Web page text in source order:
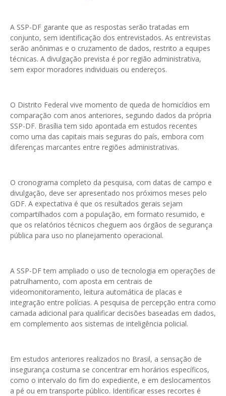
A SSP-DF garante que as respostas serão tratadas em
conjunto, sem identificação dos entrevistados. As entrevistas
serão anônimas e o cruzamento de dados, restrito a equipes
técnicas. A divulgação prevista é por região administrativa,
sem expor moradores individuais ou endereços.
O Distrito Federal vive momento de queda de homicídios em
comparação com anos anteriores, segundo dados da própria
SSP-DF. Brasília tem sido apontada em estudos recentes
como uma das capitais mais seguras do país, embora com
diferenças marcantes entre regiões administrativas.
O cronograma completo da pesquisa, com datas de campo e
divulgação, deve ser apresentado nos próximos meses pelo
GDF. A expectativa é que os resultados gerais sejam
compartilhados com a população, em formato resumido, e
que os relatórios técnicos cheguem aos órgãos de segurança
pública para uso no planejamento operacional.
A SSP-DF tem ampliado o uso de tecnologia em operações de
patrulhamento, com aposta em centrais de
videomonitoramento, leitura automática de placas e
integração entre polícias. A pesquisa de percepção entra como
camada adicional para qualificar decisões baseadas em dados,
em complemento aos sistemas de inteligência policial.
Em estudos anteriores realizados no Brasil, a sensação de
insegurança costuma se concentrar em horários específicos,
como o intervalo do fim do expediente, e em deslocamentos
a pé ou em transporte público. Identificar esses recortes é